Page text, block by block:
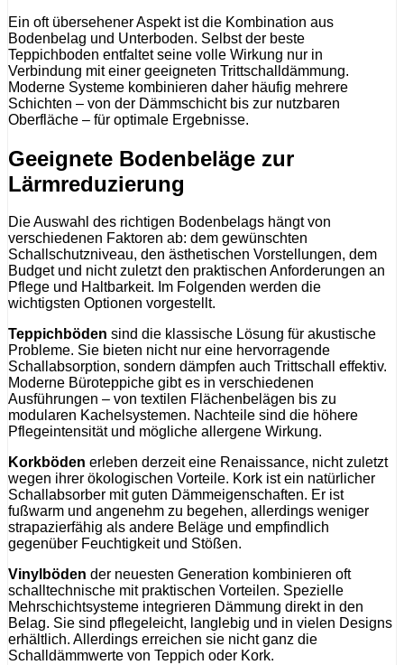
Ein oft übersehener Aspekt ist die Kombination aus
Bodenbelag und Unterboden. Selbst der beste
Teppichboden entfaltet seine volle Wirkung nur in
Verbindung mit einer geeigneten Trittschalldämmung.
Moderne Systeme kombinieren daher häufig mehrere
Schichten – von der Dämmschicht bis zur nutzbaren
Oberfläche – für optimale Ergebnisse.
Geeignete Bodenbeläge zur
Lärmreduzierung
Die Auswahl des richtigen Bodenbelags hängt von
verschiedenen Faktoren ab: dem gewünschten
Schallschutzniveau, den ästhetischen Vorstellungen, dem
Budget und nicht zuletzt den praktischen Anforderungen an
Pflege und Haltbarkeit. Im Folgenden werden die
wichtigsten Optionen vorgestellt.
Teppichböden sind die klassische Lösung für akustische
Probleme. Sie bieten nicht nur eine hervorragende
Schallabsorption, sondern dämpfen auch Trittschall effektiv.
Moderne Büroteppiche gibt es in verschiedenen
Ausführungen – von textilen Flächenbelägen bis zu
modularen Kachelsystemen. Nachteile sind die höhere
Pflegeintensität und mögliche allergene Wirkung.
Korkböden erleben derzeit eine Renaissance, nicht zuletzt
wegen ihrer ökologischen Vorteile. Kork ist ein natürlicher
Schallabsorber mit guten Dämmeigenschaften. Er ist
fußwarm und angenehm zu begehen, allerdings weniger
strapazierfähig als andere Beläge und empfindlich
gegenüber Feuchtigkeit und Stößen.
Vinylböden der neuesten Generation kombinieren oft
schalltechnische mit praktischen Vorteilen. Spezielle
Mehrschichtsysteme integrieren Dämmung direkt in den
Belag. Sie sind pflegeleicht, langlebig und in vielen Designs
erhältlich. Allerdings erreichen sie nicht ganz die
Schalldämmwerte von Teppich oder Kork.